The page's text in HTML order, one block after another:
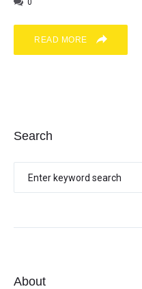
0
READ MORE
Search
About